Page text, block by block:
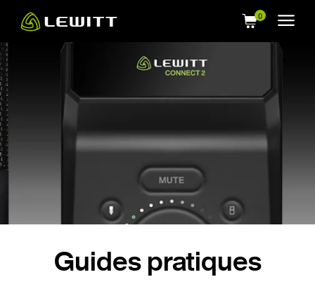
main
content
Guides pratiques